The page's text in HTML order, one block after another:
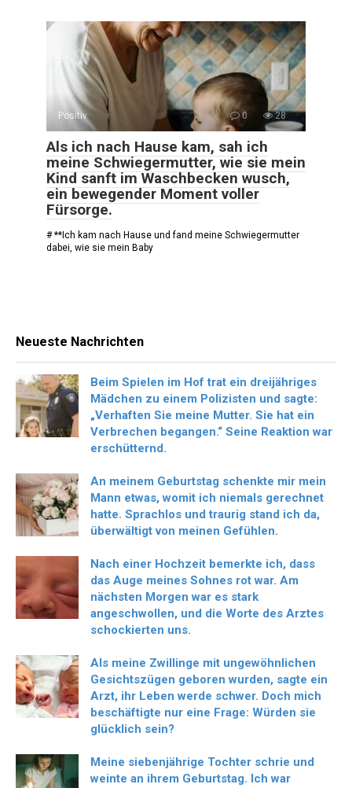
Positiv 0 28
Als ich nach Hause kam, sah ich
meine Schwiegermutter, wie sie mein
Kind sanft im Waschbecken wusch,
ein bewegender Moment voller
Fürsorge.
# **Ich kam nach Hause und fand meine Schwiegermutter
dabei, wie sie mein Baby
Neueste Nachrichten
Beim Spielen im Hof trat ein dreijähriges
Mädchen zu einem Polizisten und sagte:
„Verhaften Sie meine Mutter. Sie hat ein
Verbrechen begangen.“ Seine Reaktion war
erschütternd.
An meinem Geburtstag schenkte mir mein
Mann etwas, womit ich niemals gerechnet
hatte. Sprachlos und traurig stand ich da,
überwältigt von meinen Gefühlen.
Nach einer Hochzeit bemerkte ich, dass
das Auge meines Sohnes rot war. Am
nächsten Morgen war es stark
angeschwollen, und die Worte des Arztes
schockierten uns.
Als meine Zwillinge mit ungewöhnlichen
Gesichtszügen geboren wurden, sagte ein
Arzt, ihr Leben werde schwer. Doch mich
beschäftigte nur eine Frage: Würden sie
glücklich sein?
Meine siebenjährige Tochter schrie und
weinte an ihrem Geburtstag. Ich war